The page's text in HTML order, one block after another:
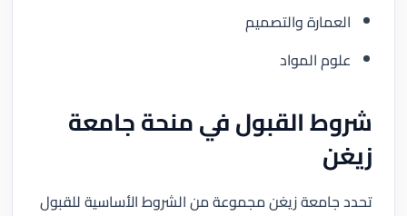
العمارة والتصميم
علوم المواد
شروط القبول في منحة جامعة
زيغن
تحدد جامعة زيغن مجموعة من الشروط الأساسية للقبول